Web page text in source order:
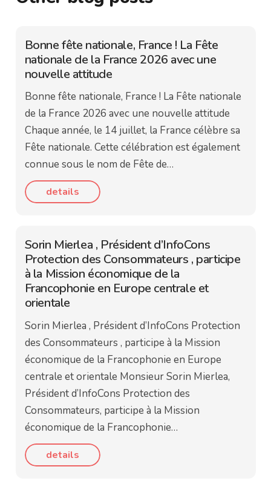
Bonne fête nationale, France ! La Fête
nationale de la France 2026 avec une
nouvelle attitude
Bonne fête nationale, France ! La Fête nationale
de la France 2026 avec une nouvelle attitude
Chaque année, le 14 juillet, la France célèbre sa
Fête nationale. Cette célébration est également
connue sous le nom de Fête de…
details
Sorin Mierlea , Président d’InfoCons
Protection des Consommateurs , participe
à la Mission économique de la
Francophonie en Europe centrale et
orientale
Sorin Mierlea , Président d’InfoCons Protection
des Consommateurs , participe à la Mission
économique de la Francophonie en Europe
centrale et orientale Monsieur Sorin Mierlea,
Président d’InfoCons Protection des
Consommateurs, participe à la Mission
économique de la Francophonie…
details